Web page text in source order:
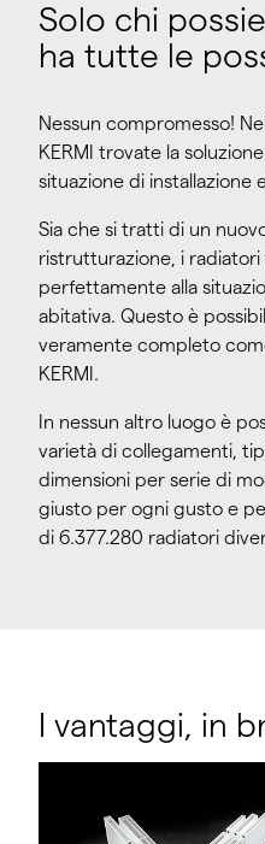
Solo chi
ha tutte le
Nessun compromesso!
KERMI trovate la
situazione di installazione
Sia che si tratti di un
ristrutturazione, i
perfettamente alla
abitativa. Questo è
veramente completo
KERMI.
In nessun altro luogo è
varietà di collegamenti,
dimensioni per serie di
giusto per ogni gusto e
di 6.377.280 radiatori
I vantaggi, in